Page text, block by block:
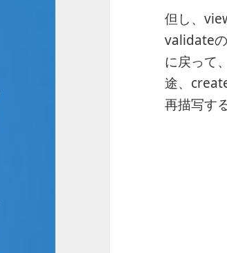
但し、
validate
に戻って
途、
再描写す